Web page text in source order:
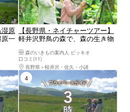
湿原
一
ヶ峰・美ヶ原高原
【長野県・ネイチャーツアー】
軽井沢野鳥の森で、森の生き物
森のいきもの案内人 ピッキオ
口コミ(11)
長野県
軽井沢・佐久・小諸
4位